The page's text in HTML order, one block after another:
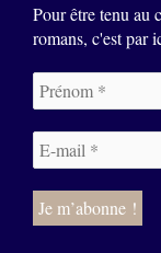
Pour être tenu au
romans, c'est par